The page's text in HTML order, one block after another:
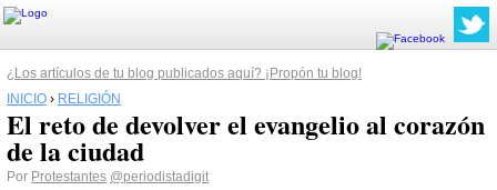
¿Los artículos de tu blog publicados aquí? ¡Propón tu blog!
INICIO › RELIGIÓN
El reto de devolver el evangelio al corazón
de la ciudad
Por Protestantes @periodistadigit